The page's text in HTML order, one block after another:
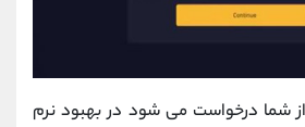
شما درخواست می ‌شود در بهبود نرم